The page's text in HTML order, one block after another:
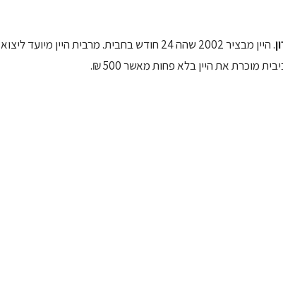
. היין מבציר 2002 שהה 24 חודש בחבית. מרבית היין מיועד
את היין בלא פחות מאשר 500 ₪.